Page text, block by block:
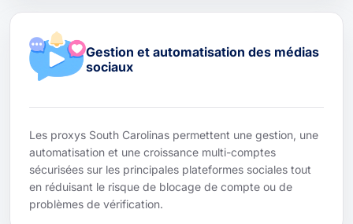
Gestion et automatisation des médias
sociaux
Les proxys South Carolinas permettent une gestion, une
automatisation et une croissance multi-comptes
sécurisées sur les principales plateformes sociales tout
en réduisant le risque de blocage de compte ou de
problèmes de vérification.